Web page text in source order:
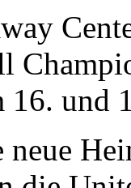
16. und